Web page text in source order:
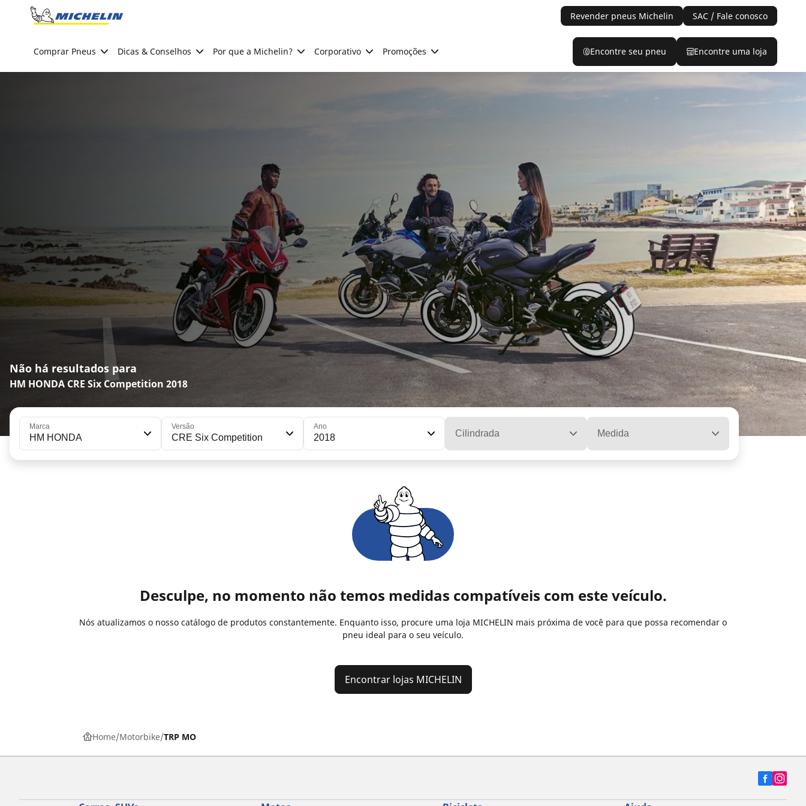
Go to page content
Revender pneus Michelin SAC / Fale conosco
Comprar Pneus Dicas & Conselhos Por que a Michelin? Corporativo Promoções Encontre seu pneu Encontre uma loja
Não há resultados para
HM HONDA CRE Six Competition 2018
Marca
HM HONDA
Versão
CRE Six Competition
Ano
2018 Cilindrada Medida
Desculpe, no momento não temos medidas compatíveis com este veículo.
Nós atualizamos o nosso catálogo de produtos constantemente. Enquanto isso, procure uma loja MICHELIN mais próxima de você para que possa recomendar o
pneu ideal para o seu veículo.
Encontrar lojas MICHELIN
Home Motorbike TRP MO